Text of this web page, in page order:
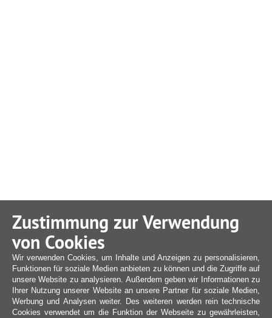
Zustimmung zur Verwendung
von Cookies
Wir verwenden Cookies, um Inhalte und Anzeigen zu personalisieren,
Funktionen für soziale Medien anbieten zu können und die Zugriffe auf
unsere Website zu analysieren. Außerdem geben wir Informationen zu
Ihrer Nutzung unserer Website an unsere Partner für soziale Medien,
Werbung und Analysen weiter. Des weiteren werden rein technische
Cookies verwendet um die Funktion der Webseite zu gewährleisten,